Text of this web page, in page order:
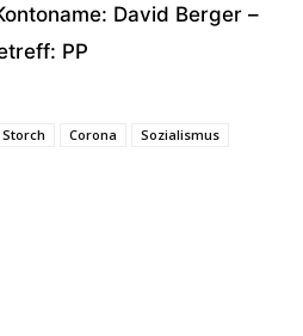
David Berger –
PP
Corona
Sozialismus